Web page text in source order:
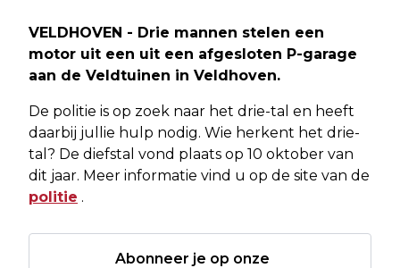
VELDHOVEN - Drie mannen stelen een
motor uit een uit een afgesloten P-garage
aan de Veldtuinen in Veldhoven.
De politie is op zoek naar het drie-tal en heeft
daarbij jullie hulp nodig. Wie herkent het drie-
tal? De diefstal vond plaats op 10 oktober van
dit jaar. Meer informatie vind u op de site van de
politie .
Abonneer je op onze